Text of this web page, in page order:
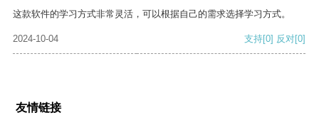
这款软件的学习方式非常灵活，可以根据自己的需求选择学习方式。
2024-10-04 支持[0] 反对[0]
友情链接